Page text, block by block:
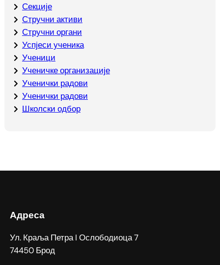
Секције
Стручни активи
Стручни органи
Успјеси ученика
Ученици
Ученичке организације
Ученички радови
Ученички радови
Школски одбор
Адреса
Ул. Краља Петра I Ослободиоца 7
74450 Брод